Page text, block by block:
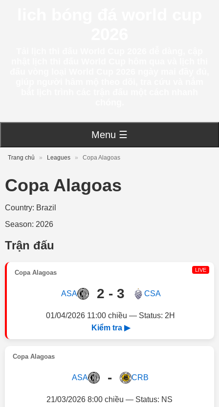
Menu ☰
Trang chủ » Leagues » Copa Alagoas
Copa Alagoas
Country: Brazil
Season: 2026
Trận đấu
Copa Alagoas LIVE
ASA 2 - 3 CSA
01/04/2026 11:00 chiều — Status: 2H
Kiểm tra ▶
Copa Alagoas
ASA - CRB
21/03/2026 8:00 chiều — Status: NS